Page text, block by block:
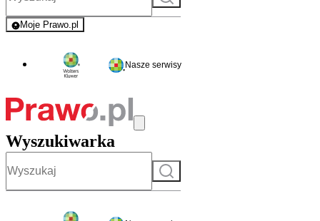
Moje Prawo.pl
- rejestracja i logowanie do serwisu
Nasze serwisy
Wyszukiwarka
Szukaj